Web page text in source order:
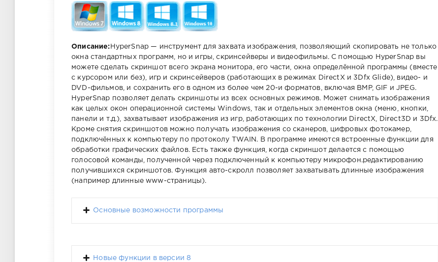
Описание: HyperSnap — инструмент для захвата изображения, позволяющий скопировать не только
окна стандартных программ, но и игры, скринсейверы и видеофильмы. С помощью HyperSnap вы
можете сделать скриншот всего экрана монитора, его части, окна определённой программы (вместе
с курсором или без), игр и скринсейверов (работающих в режимах DirectX и 3Dfx Glide), видео- и
DVD-фильмов, и сохранить его в одном из более чем 20-и форматов, включая BMP, GIF и JPEG.
HyperSnap позволяет делать скриншоты из всех основных режимов. Может снимать изображения
как целых окон операционной системы Windows, так и отдельных элементов окна (меню, кнопки,
панели и т.д.), захватывает изображения из игр, работающих по технологии DirectX, Direct3D и 3Dfx.
Кроме снятия скриншотов можно получать изображения со сканеров, цифровых фотокамер,
подключённых к компьютеру по протоколу TWAIN. В программе имеются встроенные функции для
обработки графических файлов. Есть также функция, когда скриншот делается с помощью
голосовой команды, полученной через подключенный к компьютеру микрофон.редактированию
получившихся скриншотов. Функция авто-скролл позволяет захватывать длинные изображения
(например длинные www-страницы).
Основные возможности программы
Новые функции в версии 8